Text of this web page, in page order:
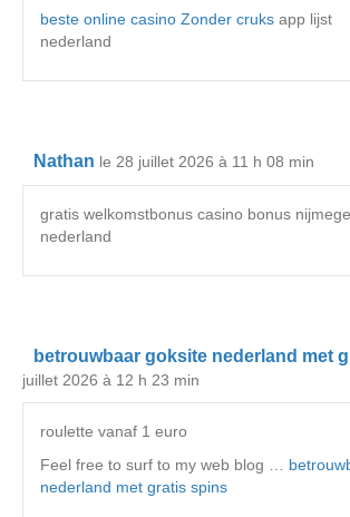
beste online casino Zonder cruks app lijst
nederland
Nathan le 28 juillet 2026 à 11 h 08 min
gratis welkomstbonus casino bonus
nederland
betrouwbaar goksite nederland met
juillet 2026 à 12 h 23 min
roulette vanaf 1 euro
Feel free to surf to my web blog …
nederland met gratis spins